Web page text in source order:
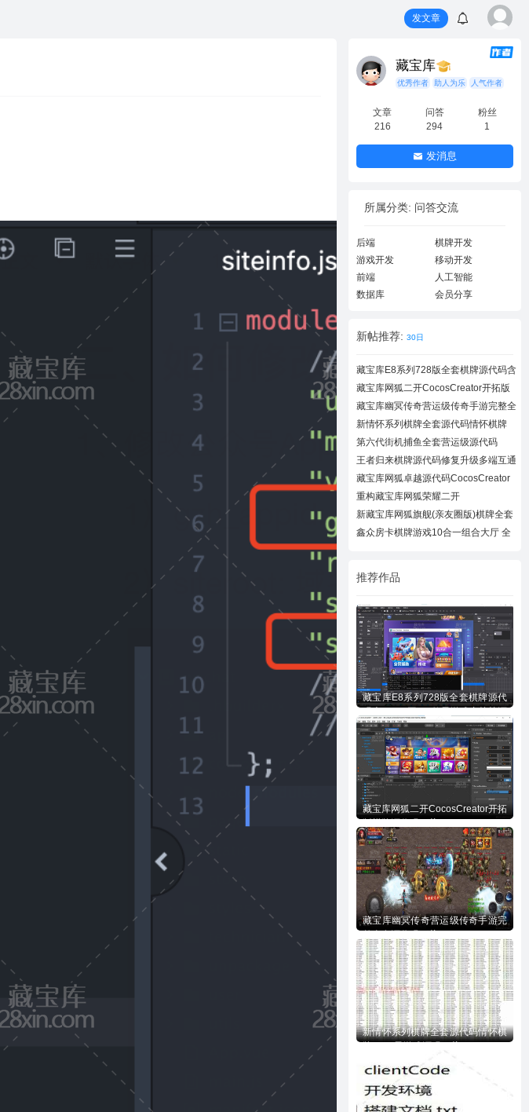
发文章
藏宝库
优秀作者 助人为乐 人气作者
文章
216
问答
294
粉丝
1
发消息
所属分类: 问答交流
后端
棋牌开发
游戏开发
移动开发
前端
人工智能
数据库
会员分享
新帖推荐: 30日
藏宝库E8系列728版全套棋牌源代码含
728UI工
藏宝库网狐二开CocosCreator开拓版
棋牌源代
藏宝库幽冥传奇营运级传奇手游完整全
套源代
新情怀系列棋牌全套源代码情怀棋牌
700+子游
第六代街机捕鱼全套营运级源代码
Creator跨
王者归来棋牌源代码修复升级多端互通
近百款
藏宝库网狐卓越源代码CocosCreator
卓越版全
重构藏宝库网狐荣耀二开
CocosCreator开拓版
新藏宝库网狐旗舰(亲友圈版)棋牌全套
源码下
鑫众房卡棋牌游戏10合一组合大厅 全
推荐作品
藏宝库E8系列728版全套棋牌源代
码下载
藏宝库网狐二开CocosCreator开拓
藏宝库幽冥传奇营运级传奇手游完
新情怀系列棋牌全套源代码情怀棋